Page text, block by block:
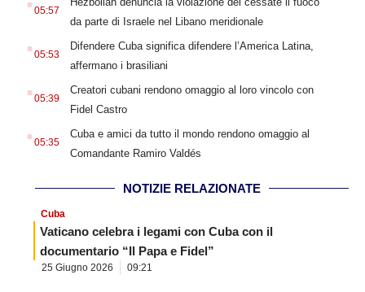
05:57
da parte di Israele nel Libano meridionale
. 05:53
Difendere Cuba significa difendere l’America Latina,
affermano i brasiliani
. 05:39
Creatori cubani rendono omaggio al loro vincolo con
Fidel Castro
. 05:35
Cuba e amici da tutto il mondo rendono omaggio al
Comandante Ramiro Valdés
NOTIZIE RELAZIONATE
Cuba
Vaticano celebra i legami con Cuba con il
documentario “Il Papa e Fidel”
25 Giugno 2026 09:21